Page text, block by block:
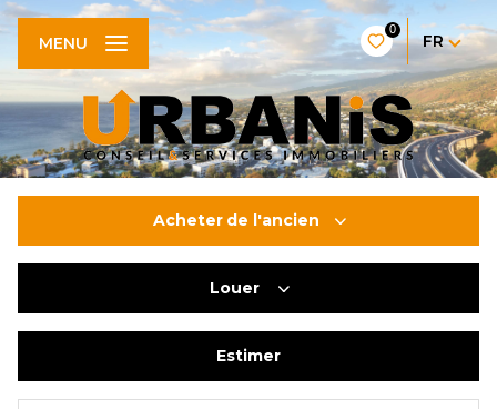
0
FR
MENU
Acheter de l'ancien
De l'immo pro
Louer
De l'immo pro
Estimer